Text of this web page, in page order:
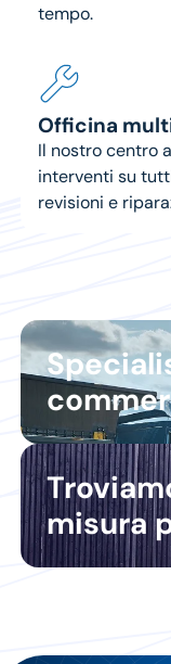
tempo.
Officina
Il nostro centro
interventi su
revisioni e
misura